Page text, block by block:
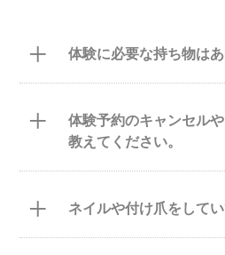
+ 体験に必要な持ち物は
+
体験予約のキャンセル
教えてください。
+ ネイルや付け爪をして